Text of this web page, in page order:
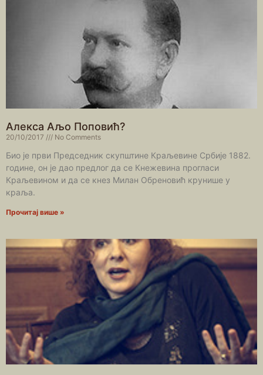
Алекса Аљо Поповић?
20/10/2017 No Comments
Био је први Председник скупштине Краљевине Србије 1882.
године, он је дао предлог да се Кнежевина прогласи
Краљевином и да се кнез Милан Обреновић крунише у
краља.
Прочитај више »